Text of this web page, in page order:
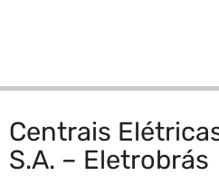
Centrais
S.A. – Eletrobrás